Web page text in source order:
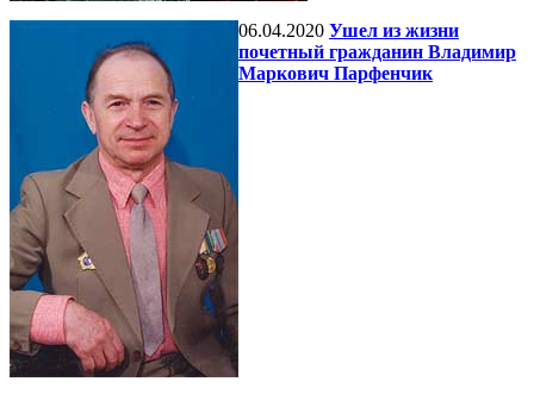
06.04.2020 Ушел из жизни
почетный гражданин Владимир
Маркович Парфенчик